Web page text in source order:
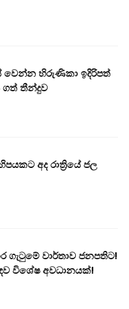
වෙන්න හිරුණිකා ඉදිරිපත්
ගත් තීන්දුව
අද රාත්‍රියේ ජල
ගැටුමේ වාර්තාව ජනපතිට!
විශේෂ අවධානයක්!